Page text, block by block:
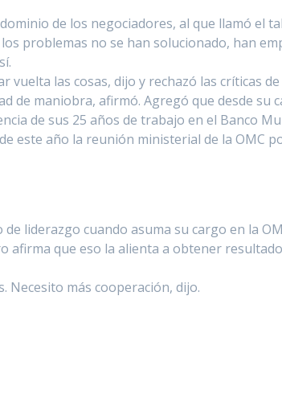
de los negociadores, al que llamó el
problemas no se han solucionado, han
las cosas, dijo y rechazó las crí­ticas
de maniobra, afirmó. Agregó que desde
de sus 25 años de trabajo en el Banco
este año la reunión ministerial de la OMC
liderazgo cuando asuma su cargo en la
que eso la alienta a obtener
Necesito más cooperación, dijo.